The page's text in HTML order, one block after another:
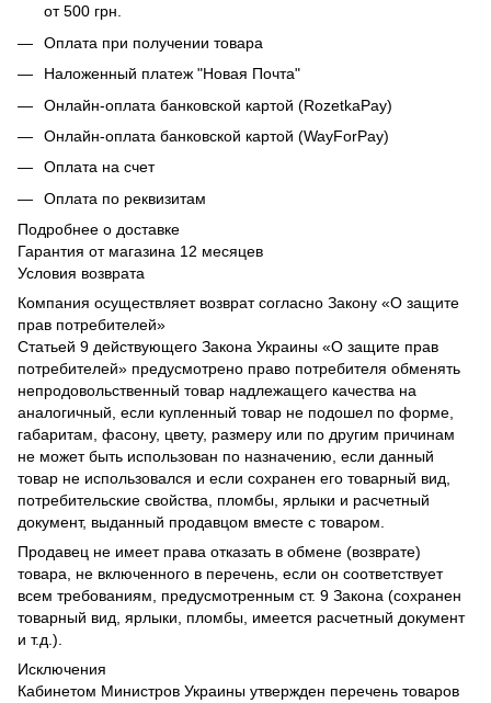
от 500 грн.
Оплата при получении товара
Наложенный платеж "Новая Почта"
Онлайн-оплата банковской картой (RozetkaPay)
Онлайн-оплата банковской картой (WayForPay)
Оплата на счет
Оплата по реквизитам
Подробнее о доставке
Гарантия от магазина 12 месяцев
Условия возврата
Компания осуществляет возврат согласно Закону «О защите
прав потребителей»
Статьей 9 действующего Закона Украины «О защите прав
потребителей» предусмотрено право потребителя обменять
непродовольственный товар надлежащего качества на
аналогичный, если купленный товар не подошел по форме,
габаритам, фасону, цвету, размеру или по другим причинам
не может быть использован по назначению, если данный
товар не использовался и если сохранен его товарный вид,
потребительские свойства, пломбы, ярлыки и расчетный
документ, выданный продавцом вместе с товаром.
Продавец не имеет права отказать в обмене (возврате)
товара, не включенного в перечень, если он соответствует
всем требованиям, предусмотренным ст. 9 Закона (сохранен
товарный вид, ярлыки, пломбы, имеется расчетный документ
и т.д.).
Исключения
Кабинетом Министров Украины утвержден перечень товаров